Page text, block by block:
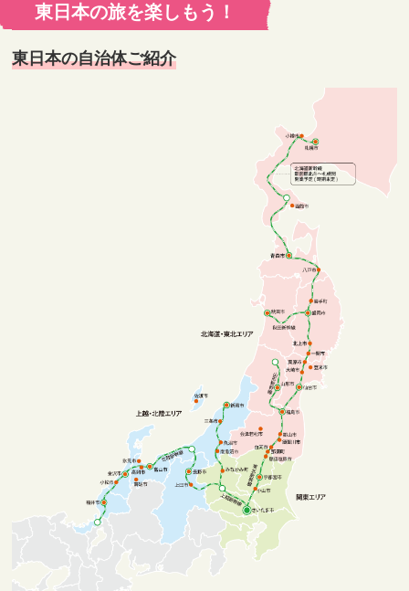
東日本の旅を楽しもう！
東日本の自治体ご紹介